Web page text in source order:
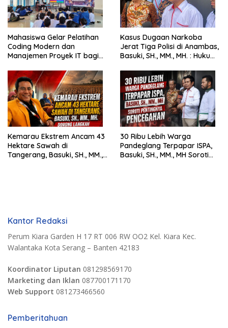
Mahasiswa Gelar Pelatihan
Coding Modern dan
Manajemen Proyek IT bagi
Kasus Dugaan Narkoba
Jerat Tiga Polisi di Anambas,
Basuki, SH., MM., MH. : Hukum
Kemarau Ekstrem Ancam 43
Hektare Sawah di
Tangerang, Basuki, SH., MM.,
30 Ribu Lebih Warga
Pandeglang Terpapar ISPA,
Basuki, SH., MM., MH Soroti
Kantor Redaksi
Perum Kiara Garden H 17 RT 006 RW OO2 Kel. Kiara Kec.
Walantaka Kota Serang – Banten 42183
Koordinator Liputan 081298569170
Marketing dan Iklan 087700171170
Web Support 081273466560
Pemberitahuan